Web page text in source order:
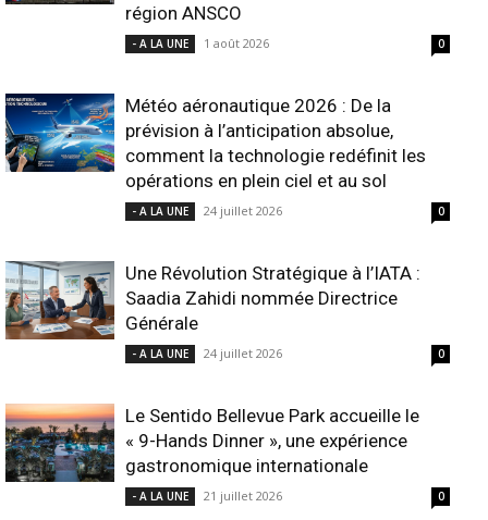
région ANSCO
- A LA UNE 1 août 2026 0
Météo aéronautique 2026 : De la
prévision à l’anticipation absolue,
comment la technologie redéfinit les
opérations en plein ciel et au sol
- A LA UNE 24 juillet 2026 0
Une Révolution Stratégique à l’IATA :
Saadia Zahidi nommée Directrice
Générale
- A LA UNE 24 juillet 2026 0
Le Sentido Bellevue Park accueille le
« 9-Hands Dinner », une expérience
gastronomique internationale
- A LA UNE 21 juillet 2026 0